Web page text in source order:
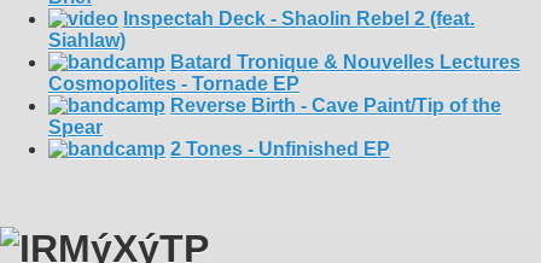
Inspectah Deck - Shaolin Rebel 2 (feat.
Siahlaw)
Batard Tronique & Nouvelles Lectures
Cosmopolites - Tornade EP
Reverse Birth - Cave Paint/Tip of the
Spear
2 Tones - Unfinished EP